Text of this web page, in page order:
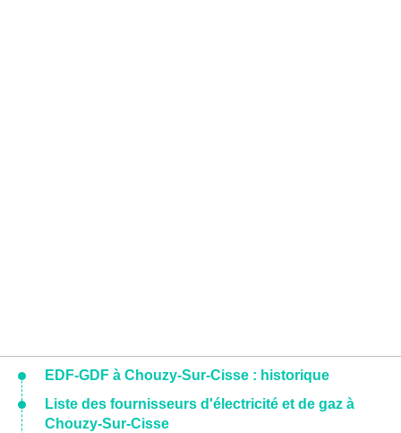
EDF-GDF à Chouzy-Sur-Cisse : historique
Liste des fournisseurs d'électricité et de gaz à
Chouzy-Sur-Cisse